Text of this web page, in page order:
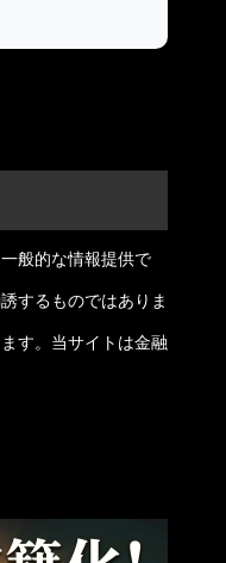
般的な情報提供で
するものではありま
す。当サイトは金融